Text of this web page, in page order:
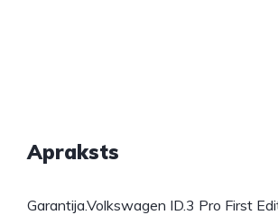
Apraksts
Garantija.Volkswagen ID.3 Pro First